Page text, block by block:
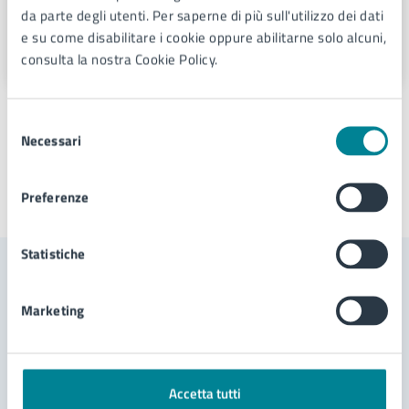
da parte degli utenti. Per saperne di più sull'utilizzo dei dati
e su come disabilitare i cookie oppure abilitarne solo alcuni,
consulta la nostra Cookie Policy.
delNecessari
Preferenze
Statistiche
Marketing
Accetta tutti
Via Sant'Antonio 11 - Jesolo (VE), 30016
Ultimo aggiornamento: